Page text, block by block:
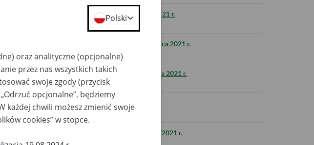
w dostępie do portalu PUE ZUS i zus.pl 10 lipca 2021 r.
w dostępie do portalu PUE ZUS w nocy 9 na 10 lipca 2021 r.
w dostępie do portalu PUE ZUS w nocy 30 czerwca 2021 r.
w dostępności portalu PUE
nowej metryki programu Płatnik w dniu 25 czerwca 2021 r.
Polski
oraz analityczne (opcjonalne)
przez nas wszystkich takich
swoje zgody (przycisk
opcjonalne”, będziemy
każdej chwili możesz zmienić swoje
cookies” w stopce.